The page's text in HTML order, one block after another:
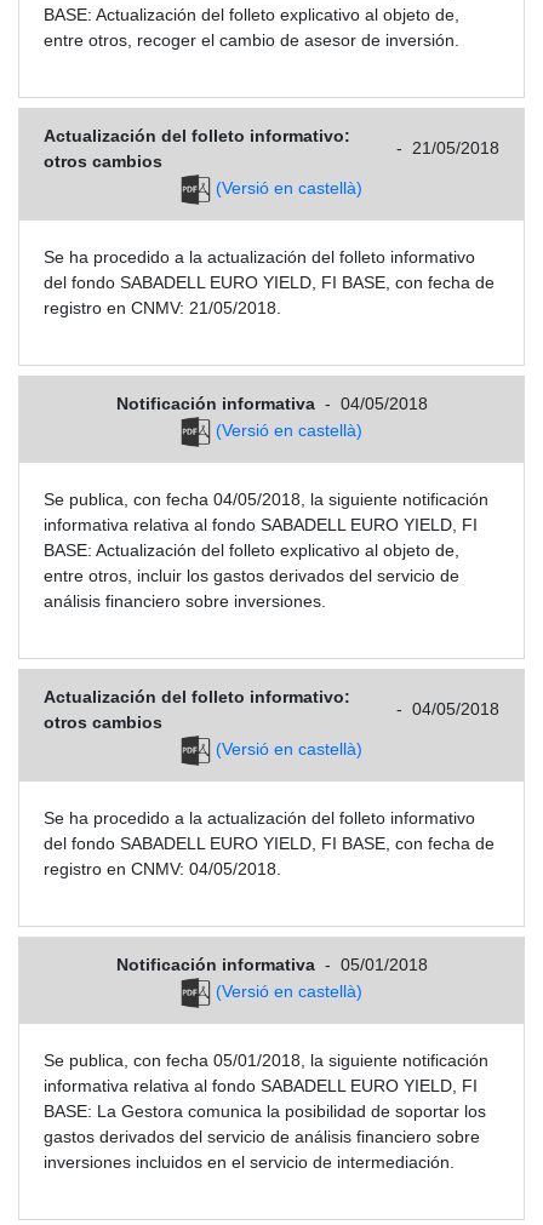
BASE: Actualización del folleto explicativo al objeto de,
entre otros, recoger el cambio de asesor de inversión.
Actualización del folleto informativo:
otros cambios
- 21/05/2018
(Versió en castellà)
Se ha procedido a la actualización del folleto informativo
del fondo SABADELL EURO YIELD, FI BASE, con fecha de
registro en CNMV: 21/05/2018.
Notificación informativa - 04/05/2018
(Versió en castellà)
Se publica, con fecha 04/05/2018, la siguiente notificación
informativa relativa al fondo SABADELL EURO YIELD, FI
BASE: Actualización del folleto explicativo al objeto de,
entre otros, incluir los gastos derivados del servicio de
análisis financiero sobre inversiones.
Actualización del folleto informativo:
otros cambios
- 04/05/2018
(Versió en castellà)
Se ha procedido a la actualización del folleto informativo
del fondo SABADELL EURO YIELD, FI BASE, con fecha de
registro en CNMV: 04/05/2018.
Notificación informativa - 05/01/2018
(Versió en castellà)
Se publica, con fecha 05/01/2018, la siguiente notificación
informativa relativa al fondo SABADELL EURO YIELD, FI
BASE: La Gestora comunica la posibilidad de soportar los
gastos derivados del servicio de análisis financiero sobre
inversiones incluidos en el servicio de intermediación.